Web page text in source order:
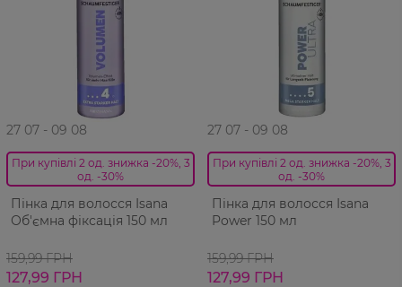
27 07 - 09 08
При купівлі 2 од. знижка -20%, 3
од. -30%
Пінка для волосся Isana
Об'ємна фіксація 150 мл
159,99 ГРН
127,99 ГРН
27 07 - 09 08
При купівлі 2 од. знижка -20%, 3
од. -30%
Пінка для волосся Isana
Power 150 мл
159,99 ГРН
127,99 ГРН